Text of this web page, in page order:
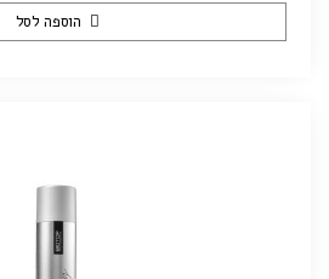
הוספה לסל